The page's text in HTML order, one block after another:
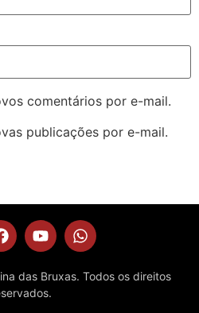
comentários por e-mail.
publicações por e-mail.
das Bruxas. Todos os direitos